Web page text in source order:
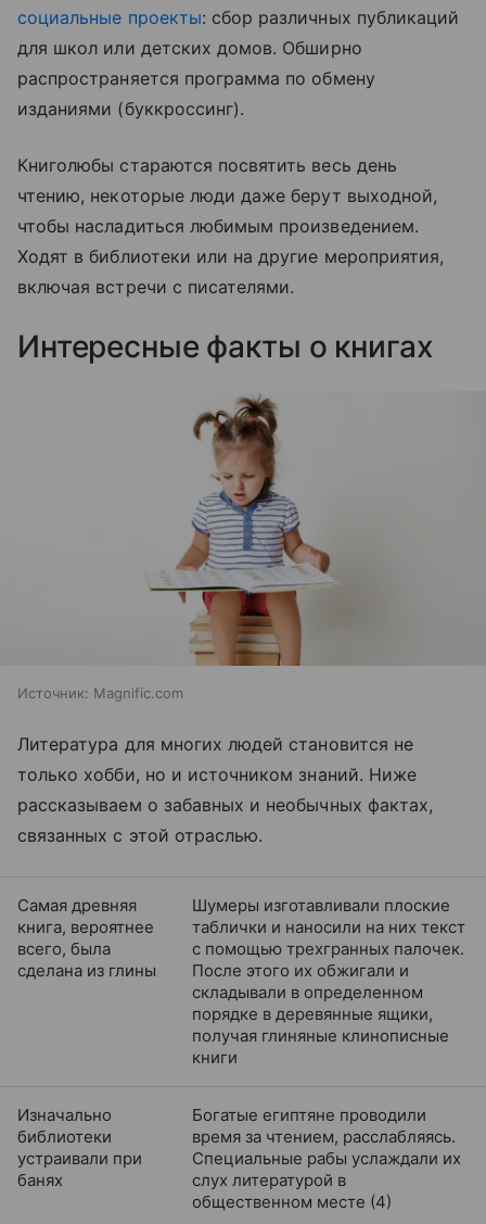
социальные проекты: сбор различных публикаций
для школ или детских домов. Обширно
распространяется программа по обмену
изданиями (буккроссинг).
Книголюбы стараются посвятить весь день
чтению, некоторые люди даже берут выходной,
чтобы насладиться любимым произведением.
Ходят в библиотеки или на другие мероприятия,
включая встречи с писателями.
Интересные факты о книгах
Источник: Magnific.com
Литература для многих людей становится не
только хобби, но и источником знаний. Ниже
рассказываем о забавных и необычных фактах,
связанных с этой отраслью.
Самая древняя
книга, вероятнее
всего, была
сделана из глины
Шумеры изготавливали плоские
таблички и наносили на них текст
с помощью трехгранных палочек.
После этого их обжигали и
складывали в определенном
порядке в деревянные ящики,
получая глиняные клинописные
книги
Изначально
библиотеки
устраивали при
банях
Богатые египтяне проводили
время за чтением, расслабляясь.
Специальные рабы услаждали их
слух литературой в
общественном месте (4)